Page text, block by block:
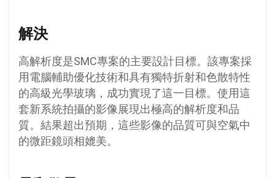
解決
高解析度是SMC專案的主要設計目標。該專案採
用電腦輔助優化技術和具有獨特折射和色散特性
的高級光學玻璃，成功實現了這一目標。使用這
套新系統拍攝的影像展現出極高的解析度和品
質。結果超出預期，這些影像的品質可與空氣中
的微距鏡頭相媲美。